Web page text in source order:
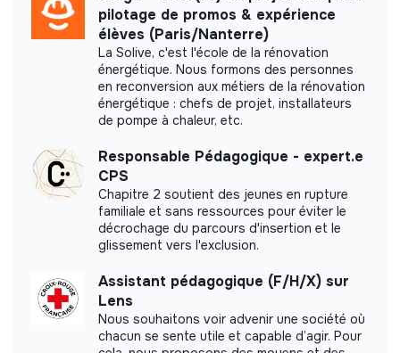
pilotage de promos & expérience
élèves (Paris/Nanterre)
La Solive, c'est l'école de la rénovation
énergétique. Nous formons des personnes
en reconversion aux métiers de la rénovation
énergétique : chefs de projet, installateurs
de pompe à chaleur, etc.
Responsable Pédagogique - expert.e
CPS
Chapitre 2 soutient des jeunes en rupture
familiale et sans ressources pour éviter le
décrochage du parcours d'insertion et le
glissement vers l'exclusion.
Assistant pédagogique (F/H/X) sur
Lens
Nous souhaitons voir advenir une société où
chacun se sente utile et capable d’agir. Pour